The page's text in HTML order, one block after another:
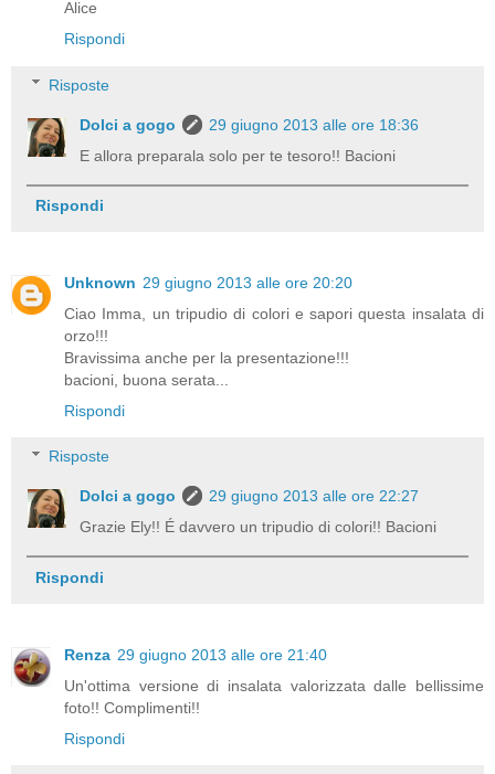
Alice
Rispondi
Risposte
Dolci a gogo
29 giugno 2013 alle ore 18:36
E allora preparala solo per te tesoro!! Bacioni
Rispondi
Unknown 29 giugno 2013 alle ore 20:20
Ciao Imma, un tripudio di colori e sapori questa insalata di
orzo!!!
Bravissima anche per la presentazione!!!
bacioni, buona serata...
Rispondi
Risposte
Dolci a gogo
29 giugno 2013 alle ore 22:27
Grazie Ely!! É davvero un tripudio di colori!! Bacioni
Rispondi
Renza 29 giugno 2013 alle ore 21:40
Un'ottima versione di insalata valorizzata dalle bellissime
foto!! Complimenti!!
Rispondi